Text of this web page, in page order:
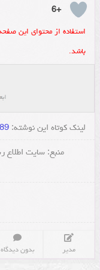
+6
استفاده از محتوای این
باشد.
لینک کوتاه این نوشته:
منبع:سایت اطلاع
مدیر بدون دیدگاه